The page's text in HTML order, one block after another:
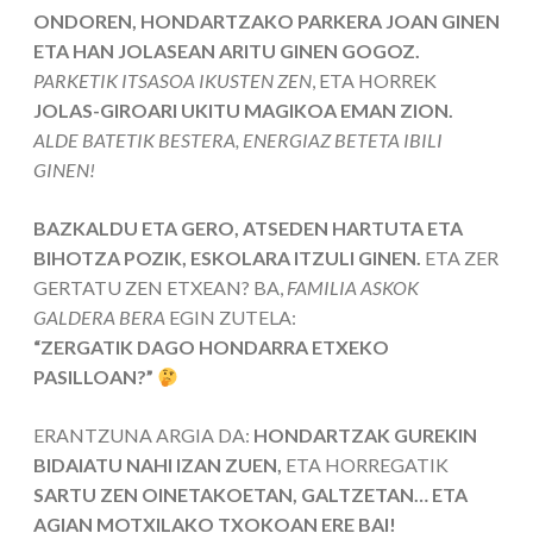
ONDOREN, HONDARTZAKO PARKERA JOAN GINEN
ETA HAN JOLASEAN ARITU GINEN GOGOZ.
PARKETIK ITSASOA IKUSTEN ZEN, ETA HORREK
JOLAS-GIROARI UKITU MAGIKOA EMAN ZION.
ALDE BATETIK BESTERA, ENERGIAZ BETETA IBILI
GINEN!
BAZKALDU ETA GERO, ATSEDEN HARTUTA ETA
BIHOTZA POZIK, ESKOLARA ITZULI GINEN. ETA ZER
GERTATU ZEN ETXEAN? BA, FAMILIA ASKOK
GALDERA BERA EGIN ZUTELA:
“ZERGATIK DAGO HONDARRA ETXEKO
PASILLOAN?”
ERANTZUNA ARGIA DA: HONDARTZAK GUREKIN
BIDAIATU NAHI IZAN ZUEN, ETA HORREGATIK
SARTU ZEN OINETAKOETAN, GALTZETAN… ETA
AGIAN MOTXILAKO TXOKOAN ERE BAI!